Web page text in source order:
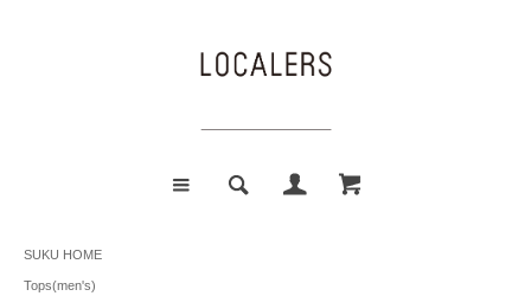
SUKU HOME
Tops(men's)